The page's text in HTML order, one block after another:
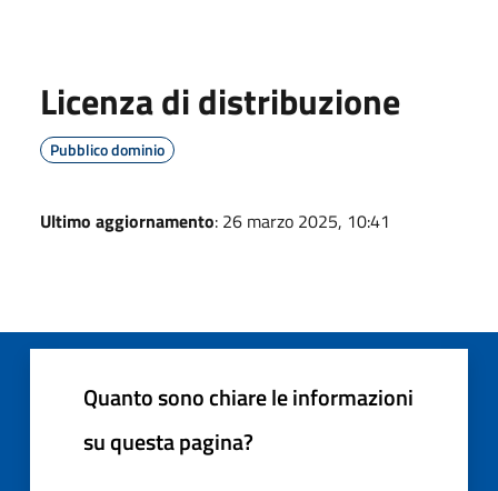
Licenza di distribuzione
Pubblico dominio
Ultimo aggiornamento: 26 marzo 2025, 10:41
Quanto sono chiare le informazioni
su questa pagina?